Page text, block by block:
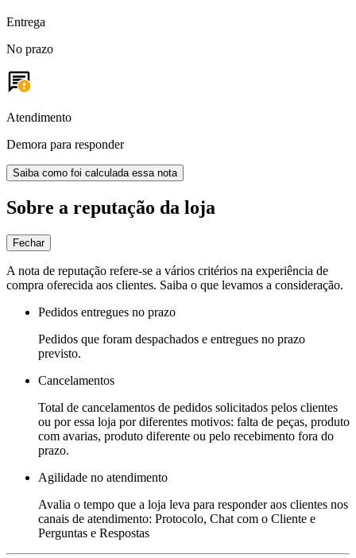
Entrega
No prazo
Atendimento
Demora para responder
Saiba como foi calculada essa nota
Sobre a reputação da loja
Fechar
A nota de reputação refere-se a vários critérios na experiência de
compra oferecida aos clientes. Saiba o que levamos a consideração.
Pedidos entregues no prazo
Pedidos que foram despachados e entregues no prazo
previsto.
Cancelamentos
Total de cancelamentos de pedidos solicitados pelos clientes
ou por essa loja por diferentes motivos: falta de peças, produto
com avarias, produto diferente ou pelo recebimento fora do
prazo.
Agilidade no atendimento
Avalia o tempo que a loja leva para responder aos clientes nos
canais de atendimento: Protocolo, Chat com o Cliente e
Perguntas e Respostas